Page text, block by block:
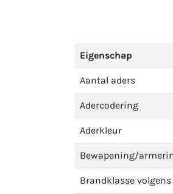
Eigenschap
Aantal aders
Adercodering
Aderkleur
Bewapening/
Brandklasse volgens